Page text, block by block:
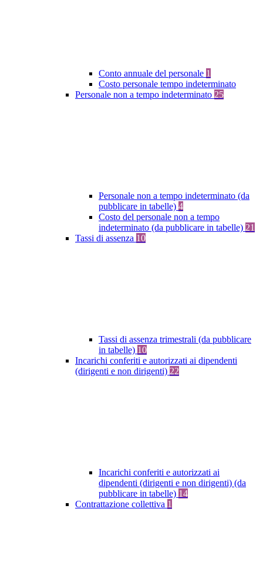
Conto annuale del personale 1
Costo personale tempo indeterminato
Personale non a tempo indeterminato 25
Personale non a tempo indeterminato (da
pubblicare in tabelle) 4
Costo del personale non a tempo
indeterminato (da pubblicare in tabelle) 21
Tassi di assenza 10
Tassi di assenza trimestrali (da pubblicare
in tabelle) 10
Incarichi conferiti e autorizzati ai dipendenti
(dirigenti e non dirigenti) 22
Incarichi conferiti e autorizzati ai
dipendenti (dirigenti e non dirigenti) (da
pubblicare in tabelle) 14
Contrattazione collettiva 1